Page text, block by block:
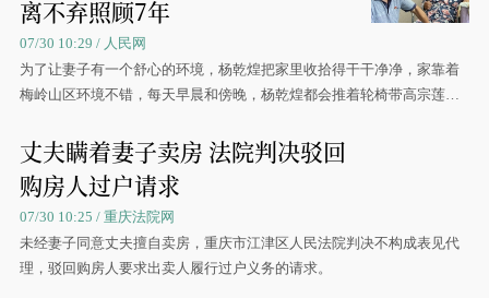
离不弃照顾7年
07/30 10:29 / 人民网
为了让妻子有一个舒心的环境，杨乾煌把家里收拾得干干净净，家靠着
梅岭山区环境不错，每天早晨和傍晚，杨乾煌都会推着轮椅带高宗莲出
丈夫瞒着妻子卖房 法院判决驳回
购房人过户请求
07/30 10:25 / 重庆法院网
未经妻子同意丈夫擅自卖房，重庆市江津区人民法院判决不构成表见代
理，驳回购房人要求出卖人履行过户义务的请求。